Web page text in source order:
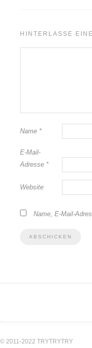
HINTERLASSE
Name *
E-Mail-
Adresse *
Website
Name, E-Mail-
© 2011-2022 TRYTRYTRY